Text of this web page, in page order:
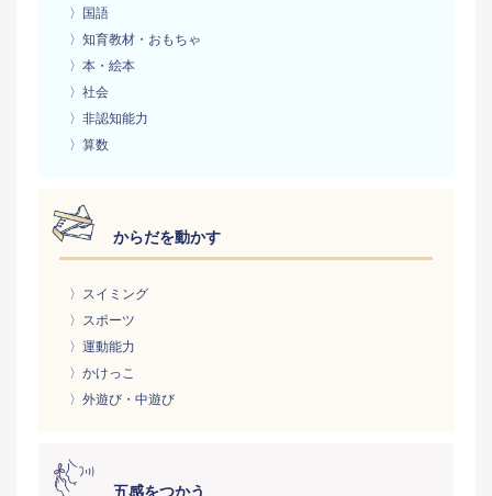
〉国語
〉知育教材・おもちゃ
〉本・絵本
〉社会
〉非認知能力
〉算数
からだを動かす
〉スイミング
〉スポーツ
〉運動能力
〉かけっこ
〉外遊び・中遊び
五感をつかう